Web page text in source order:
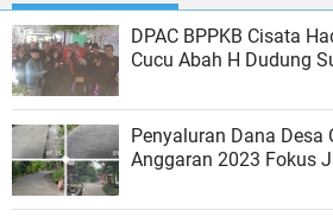
DPAC BPPKB Cisata
Cucu Abah H Dudung
Penyaluran Dana Desa
Anggaran 2023 Fokus